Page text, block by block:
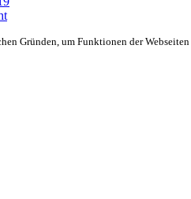
Gründen, um Funktionen der